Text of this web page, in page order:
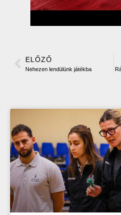
ELŐZŐ
Nehezen lendülünk játékba